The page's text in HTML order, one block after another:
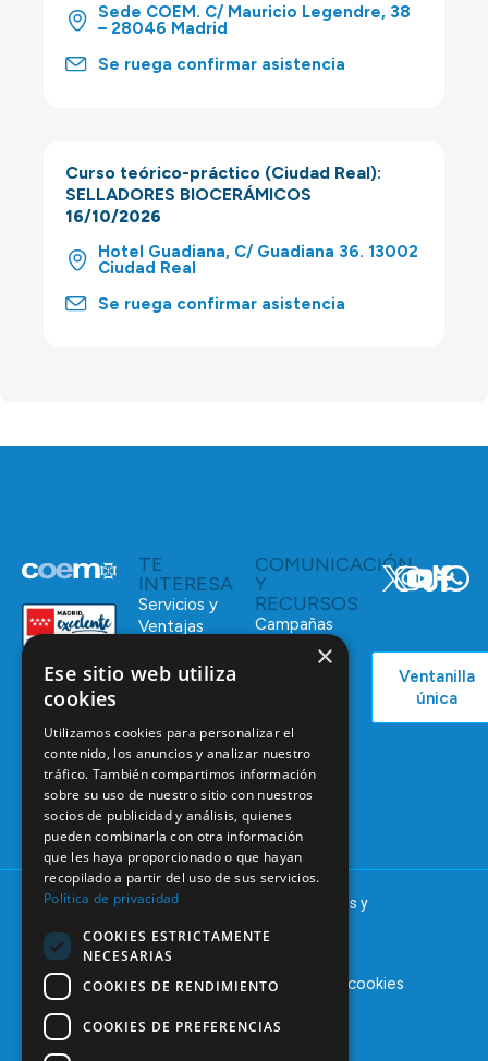
Sede COEM. C/ Mauricio Legendre, 38
– 28046 Madrid
Se ruega confirmar asistencia
Curso teórico-práctico (Ciudad Real):
SELLADORES BIOCERÁMICOS
16/10/2026
Hotel Guadiana, C/ Guadiana 36. 13002
Ciudad Real
Se ruega confirmar asistencia
C/ Mauricio
Legendre,
28046
Madrid
91 561 29 05
informacion@coem.org.es
TE
INTERESA
Servicios y
Ventajas
Bolsa de
Empleo
Continuada
Tablón de
anuncios
COMUNICACIÓN
Y
RECURSOS
Campañas
Ventanilla
única
© 2025 – COEM – Colegio Oficial de Odontólogos y
Aviso legalPolítica de privacidadPolítica de cookies
×
Ese sitio web utiliza
cookies
Utilizamos cookies para personalizar el
contenido, los anuncios y analizar nuestro
tráfico. También compartimos información
sobre su uso de nuestro sitio con nuestros
socios de publicidad y análisis, quienes
pueden combinarla con otra información
que les haya proporcionado o que hayan
recopilado a partir del uso de sus servicios.
Política de privacidad
COOKIES ESTRICTAMENTE
NECESARIAS
COOKIES DE RENDIMIENTO
COOKIES DE PREFERENCIAS